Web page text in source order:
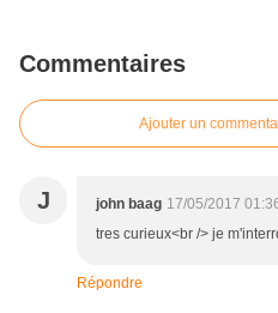
Commentaires
Ajouter un
J john baag 17/05/2017
tres curieux<br /> je
Répondre